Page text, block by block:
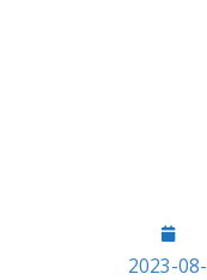
2023-08-